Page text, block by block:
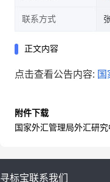
联系方式
正文内容
点击查看公告内容:
附件下载
国家外汇管理局外汇研
寻标宝联系我们